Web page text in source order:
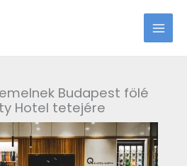
Budapest fölé
Hotel tetejére